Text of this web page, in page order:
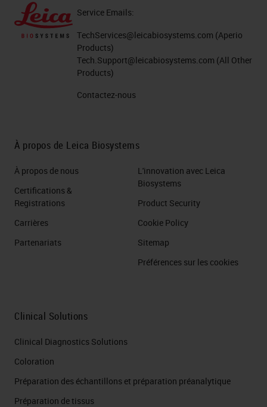
Service Emails:
TechServices@leicabiosystems.com (Aperio
Products)
Tech.Support@leicabiosystems.com (All Other
Products)
Contactez-nous
À propos de Leica Biosystems
À propos de nous
Certifications &
Registrations
Carrières
Partenariats
L'innovation avec Leica
Biosystems
Product Security
Cookie Policy
Sitemap
Préférences sur les cookies
Clinical Solutions
Clinical Diagnostics Solutions
Coloration
Préparation des échantillons et préparation préanalytique
Préparation de tissus